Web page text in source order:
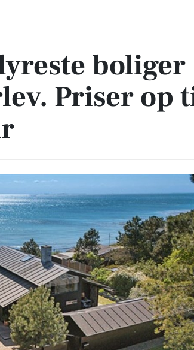
Priser op til 6.450.000 kr
boliger
Priser op